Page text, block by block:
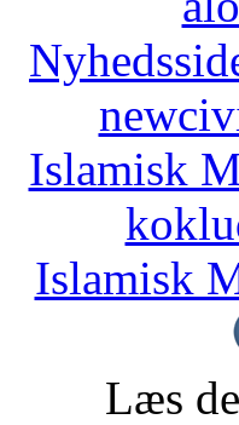
Islamisk
Islamisk
Læs